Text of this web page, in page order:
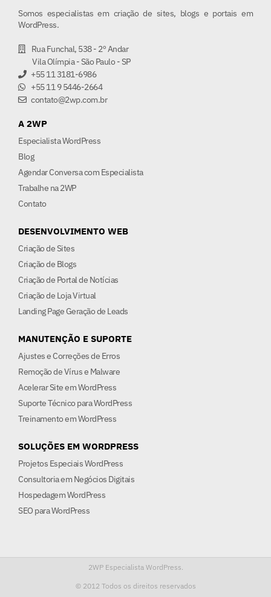
Somos especialistas em criação de sites, blogs e portais em
WordPress.
Rua Funchal, 538 - 2º Andar
Vila Olímpia - São Paulo - SP
+55 11 3181-6986
+55 11 9 5446-2664
contato@2wp.com.br
A 2WP
Especialista WordPress
Blog
Agendar Conversa com Especialista
Trabalhe na 2WP
Contato
DESENVOLVIMENTO WEB
Criação de Sites
Criação de Blogs
Criação de Portal de Notícias
Criação de Loja Virtual
Landing Page Geração de Leads
MANUTENÇÃO E SUPORTE
Ajustes e Correções de Erros
Remoção de Vírus e Malware
Acelerar Site em WordPress
Suporte Técnico para WordPress
Treinamento em WordPress
SOLUÇÕES EM WORDPRESS
Projetos Especiais WordPress
Consultoria em Negócios Digitais
Hospedagem WordPress
SEO para WordPress
2WP Especialista WordPress.
© 2012 Todos os direitos reservados